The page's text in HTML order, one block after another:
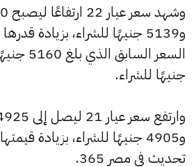
جنيهًا للشراء.
تحديث في مصر 365.